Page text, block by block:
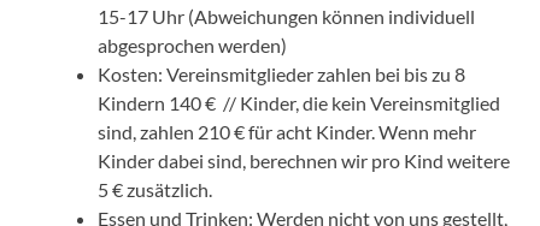
15-17 Uhr (Abweichungen können individuell
abgesprochen werden)
Kosten: Vereinsmitglieder zahlen bei bis zu 8
Kindern 140 € // Kinder, die kein Vereinsmitglied
sind, zahlen 210 € für acht Kinder. Wenn mehr
Kinder dabei sind, berechnen wir pro Kind weitere
5 € zusätzlich.
Essen und Trinken: Werden nicht von uns gestellt,